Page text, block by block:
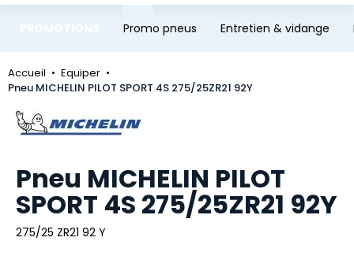
Promo pneus Entretien & vidange
Accueil
Equiper
Pneu MICHELIN PILOT SPORT 4S 275/25ZR21 92Y
Marque
Pneu MICHELIN PILOT
SPORT 4S 275/25ZR21 92Y
275/25 ZR21 92 Y